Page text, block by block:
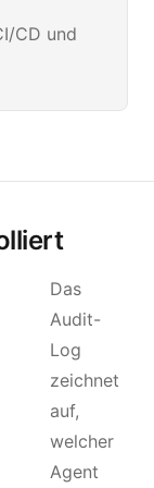
CD und
Das
Audit-
Log
zeichnet
auf,
welcher
Agent